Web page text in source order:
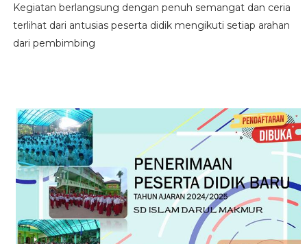
Kegiatan berlangsung dengan penuh semangat dan ceria
terlihat dari antusias peserta didik mengikuti setiap arahan
dari pembimbing